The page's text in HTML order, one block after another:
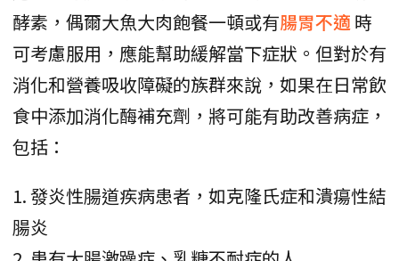
酵素，偶爾大魚大肉飽餐一頓或有腸胃不適 時
可考慮服用，應能幫助緩解當下症狀。但對於有
消化和營養吸收障礙的族群來說，如果在日常飲
食中添加消化酶補充劑，將可能有助改善病症，
包括：
1. 發炎性腸道疾病患者，如克隆氏症和潰瘍性結
腸炎